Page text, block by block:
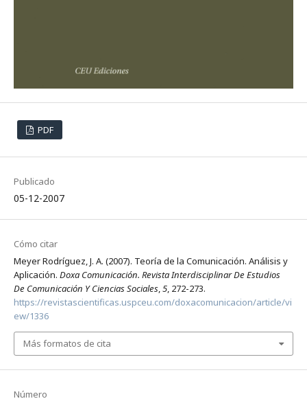
PDF
Publicado
05-12-2007
Número
Cómo citar
Meyer Rodríguez, J. A. (2007). Teoría de la Comunicación. Análisis y
Aplicación. Doxa Comunicación. Revista Interdisciplinar De Estudios
De Comunicación Y Ciencias Sociales,5, 272-273.
https://revistascientificas.uspceu.com/doxacomunicacion/article/vi
ew/1336
Más formatos de cita